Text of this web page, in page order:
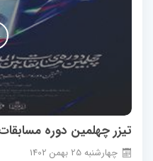
تیزر چهلمین دوره
چهارشنبه25 بهمن 1402